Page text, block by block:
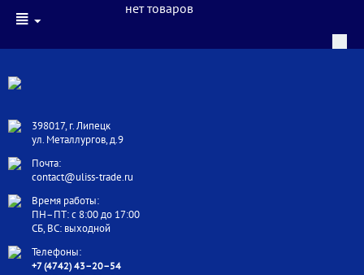
398017, г. Липецк
ул. Металлургов, д.9
Почта:
contact@uliss-trade.ru
Время работы:
ПН–ПТ: с 8:00 до 17:00
СБ, ВС: выходной
Телефоны:
+7 (4742) 43–20–54
нет товаров